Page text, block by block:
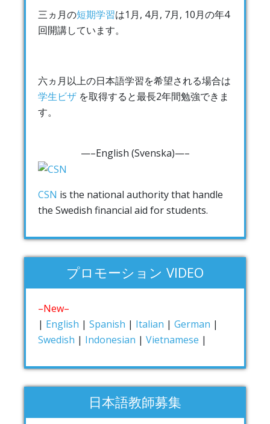
三ヵ月の短期学習は1月, 4月, 7月, 10月の年4
回開講しています。
六ヵ月以上の日本語学習を希望される場合は
学生ビザ を取得すると最長2年間勉強できま
す。
—–English (Svenska)—–
CSN is the national authority that handle
the Swedish financial aid for students.
プロモーション VIDEO
–New–
| English | Spanish | Italian | German |
Swedish | Indonesian | Vietnamese |
日本語教師募集